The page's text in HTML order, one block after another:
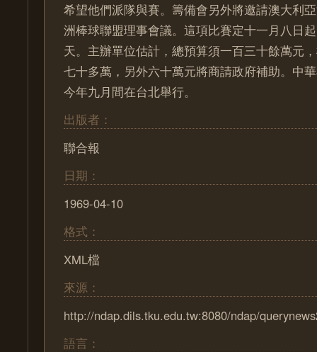
希望他們派隊與賽。籌備會另外將邀請澳大利
洲棒球聯盟理事會議。這項比賽定十一月八日
天。主辦單位估計，總預算須一百三十餘萬元
七十多萬，另外六十萬元將商請政府補助。中
今年九月間在台北舉行。
出版者：
聯合報
日期：
1969-04-10
格式：
XML檔
來源：
http://ndap.dils.tku.edu.tw:8080/ndap/
語言：